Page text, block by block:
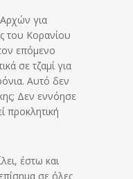
για
του Κορανίου
επόμενο
σε τζαμί για
Αυτό δεν
Δεν εννόησε
προκλητική
έστω και
σε όλες